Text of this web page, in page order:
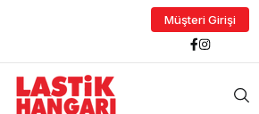
Müşteri Girişi
Facebook
Instagram